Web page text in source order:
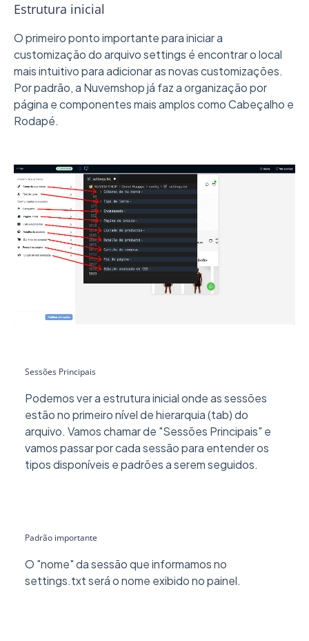
Estrutura inicial
O primeiro ponto importante para iniciar a
customização do arquivo settings é encontrar o local
mais intuitivo para adicionar as novas customizações.
Por padrão, a Nuvemshop já faz a organização por
página e componentes mais amplos como Cabeçalho e
Rodapé.
Sessões Principais
Podemos ver a estrutura inicial onde as sessões
estão no primeiro nível de hierarquia (tab) do
arquivo. Vamos chamar de "Sessões Principais" e
vamos passar por cada sessão para entender os
tipos disponíveis e padrões a serem seguidos.
Padrão importante
O "nome" da sessão que informamos no
settings.txt será o nome exibido no painel.